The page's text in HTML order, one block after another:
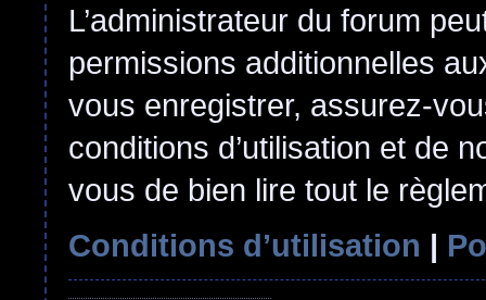
L’administrateur du forum
permissions additionnelles
vous enregistrer, assurez-
conditions d’utilisation et de
vous de bien lire tout le
Conditions d’utilisation |